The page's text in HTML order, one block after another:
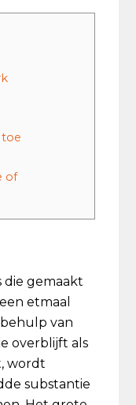
of
die gemaakt
etmaal
van
overblijft als
wordt
substantie